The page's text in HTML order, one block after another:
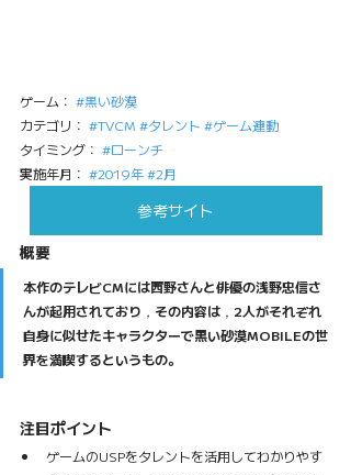
ゲーム： #黒い砂漠
カテゴリ： #TVCM #タレント #ゲーム連動
タイミング： #ローンチ
実施年月： #2019年#2月
参考サイト
概要
本作のテレビCMには西野さんと俳優の浅野忠信さ
んが起用されており，その内容は，2人がそれぞれ
自身に似せたキャラクターで黒い砂漠MOBILEの世
界を満喫するというもの。
注目ポイント
ゲームのUSPをタレントを活用してわかりやす